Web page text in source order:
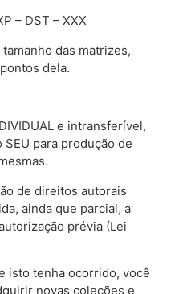
– DST – XXX
das matrizes,
dela.
e intransferível,
para produção de
de direitos autorais
ainda que parcial, a
prévia (Lei
isto tenha ocorrido, você
novas coleções e